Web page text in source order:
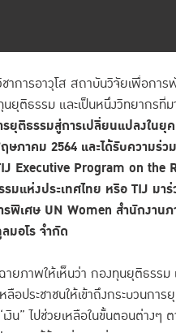
าการอาวุโส สถาบันวิจัยเพื่อกา
ยุติธรรม และเป็นหนึ่งวิทยากร
ยุติธรรมสู่การเปลี่ยนแปลงในยุค
าคม 2564 และได้รับความร่ว
Executive Program on the
แห่งประเทศไทย หรือ TIJ มา
พิเศษ UN Women สำนักงาน
มอโร จำกัด
ภาพให้เห็นว่า กองทุนยุติธรรม
ลือประชาชนให้เข้าถึงกระบวนกา
งิน” ไปช่วยเหลือในขั้นตอนต่างๆ